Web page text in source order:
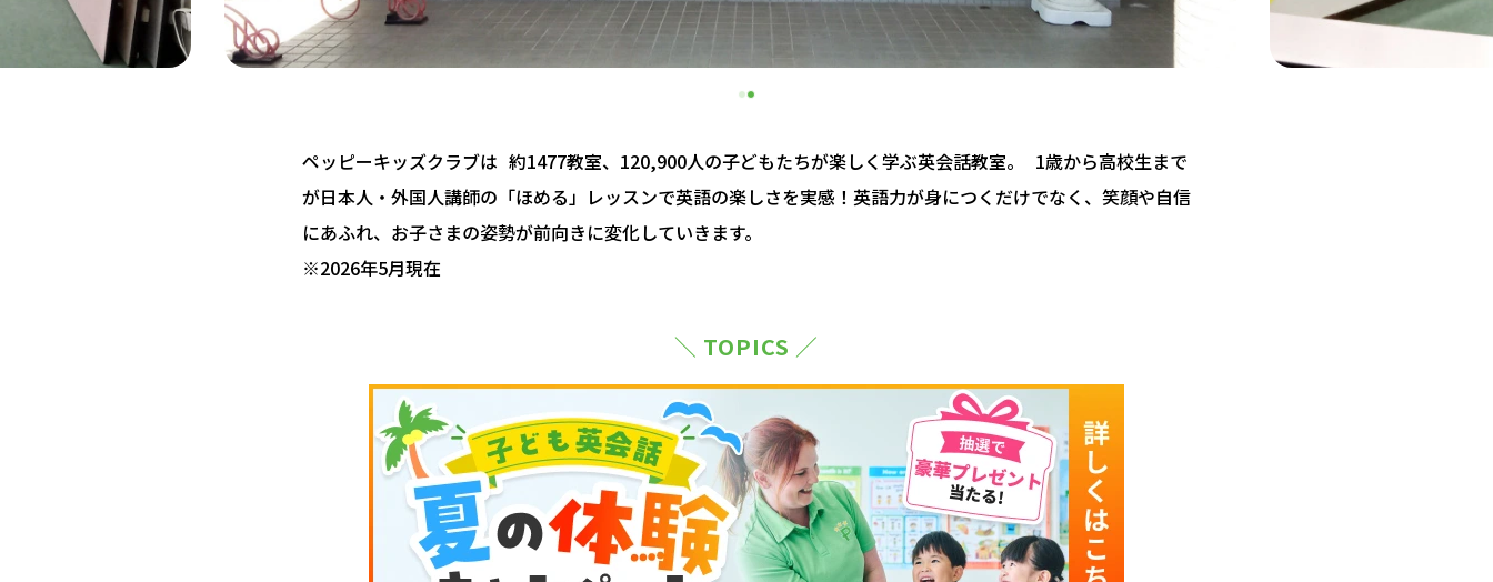
ペッピーキッズクラブは 約1477教室、120,900人の子どもたちが楽しく学ぶ英会話教室。 1歳から高校生まで
が日本人・外国人講師の「ほめる」レッスンで英語の楽しさを実感！英語力が身につくだけでなく、笑顔や自信
にあふれ、お子さまの姿勢が前向きに変化していきます。
※2026年5月現在
＼ TOPICS ／